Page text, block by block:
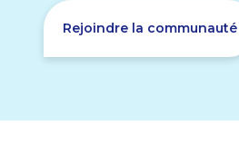
Rejoindre la communauté